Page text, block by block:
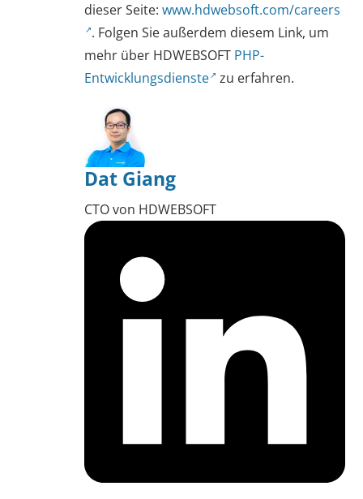
dieser Seite: www.hdwebsoft.com/careers
. Folgen Sie außerdem diesem Link, um
mehr über HDWEBSOFT PHP-
Entwicklungsdienste zu erfahren.
Dat Giang
CTO von HDWEBSOFT